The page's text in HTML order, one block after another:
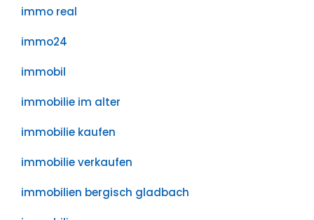
immo real
immo24
immobil
immobilie im alter
immobilie kaufen
immobilie verkaufen
immobilien bergisch gladbach